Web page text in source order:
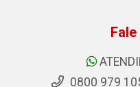
0800 979